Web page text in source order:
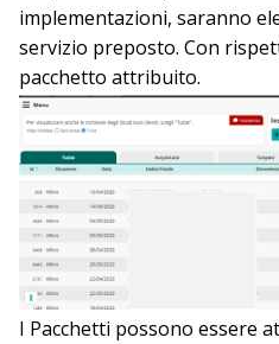
implementazioni, saranno
servizio preposto. Con
pacchetto attribuito.
I Pacchetti possono essere